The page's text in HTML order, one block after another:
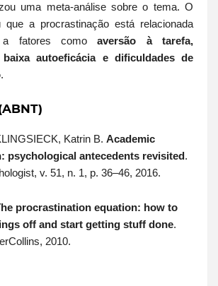
uma meta-análise sobre o tema. O
que a procrastinação está relacionada
a fatores comoaversão à tarefa,
baixa autoeficácia e dificuldades de
.
Katrin B. Academic
psychological antecedents revisited.
v. 51, n. 1, p. 36–46, 2016.
procrastination equation: how to
off and start getting stuff done.
2010.